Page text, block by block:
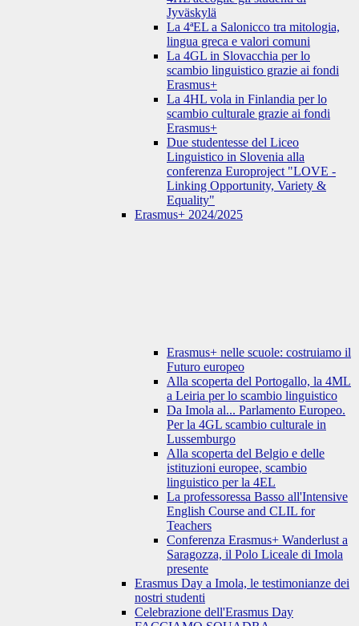
Jyväskylä
La 4ªEL a Salonicco tra mitologia,
lingua greca e valori comuni
La 4GL in Slovacchia per lo
scambio linguistico grazie ai fondi
Erasmus+
La 4HL vola in Finlandia per lo
scambio culturale grazie ai fondi
Erasmus+
Due studentesse del Liceo
Linguistico in Slovenia alla
conferenza Europroject "LOVE -
Linking Opportunity, Variety &
Equality"
Erasmus+ 2024/2025
Erasmus+ nelle scuole: costruiamo il
Futuro europeo
Alla scoperta del Portogallo, la 4ML
a Leiria per lo scambio linguistico
Da Imola al... Parlamento Europeo.
Per la 4GL scambio culturale in
Lussemburgo
Alla scoperta del Belgio e delle
istituzioni europee, scambio
linguistico per la 4EL
La professoressa Basso all'Intensive
English Course and CLIL for
Teachers
Conferenza Erasmus+ Wanderlust a
Saragozza, il Polo Liceale di Imola
presente
Erasmus Day a Imola, le testimonianze dei
nostri studenti
Celebrazione dell'Erasmus Day